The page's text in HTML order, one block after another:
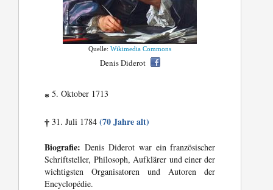
Quelle:Wikimedia Commons
Denis Diderot
* 5. Oktober 1713
† 31. Juli 1784(70 Jahre alt)
Biografie: Denis Diderot war ein französischer
Schriftsteller, Philosoph, Aufklärer und einer der
wichtigsten Organisatoren und Autoren der
Encyclopédie.